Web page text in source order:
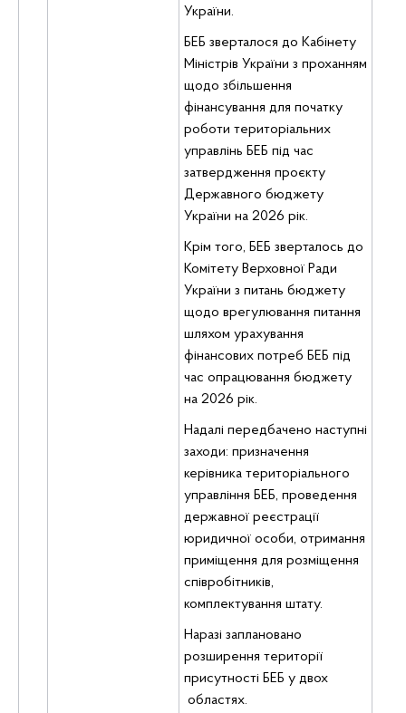
України.
БЕБ зверталося до Кабінету
Міністрів України з проханням
щодо збільшення
фінансування для початку
роботи територіальних
управлінь БЕБ під час
затвердження проєкту
Державного бюджету
України на 2026 рік.
Крім того, БЕБ зверталось до
Комітету Верховної Ради
України з питань бюджету
щодо врегулювання питання
шляхом урахування
фінансових потреб БЕБ під
час опрацювання бюджету
на 2026 рік.
Надалі передбачено наступні
заходи: призначення
керівника територіального
управління БЕБ, проведення
державної реєстрації
юридичної особи, отримання
приміщення для розміщення
співробітників,
комплектування штату.
Наразі заплановано
розширення території
присутності БЕБ у двох
областях.